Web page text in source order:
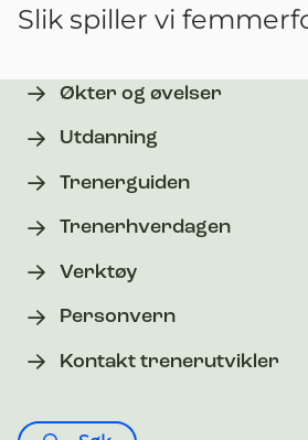
Slik spiller vi
Økter og øvelser
Utdanning
Trenerguiden
Trenerhverdagen
Verktøy
Personvern
Kontakt trenerutvikler